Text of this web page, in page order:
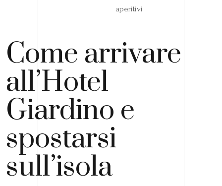
aperitivi
Come arrivare
all’Hotel
Giardino e
spostarsi
sull’isola